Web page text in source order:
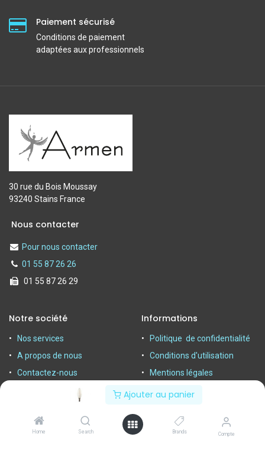
Ajouter au panier
Home Search Brands Compte
Paiement sécurisé
Conditions de paiement
adaptées aux professionnels
30 rue du Bois Moussay
93240 Stains France
Nous contacter
Pour nous contacter
01 55 87 26 26
01 55 87 26 29
Notre société
Nos services
A propos de nous
Contactez-nous
Informations
Politique de confidentialité
Conditions d'utilisation
Mentions légales